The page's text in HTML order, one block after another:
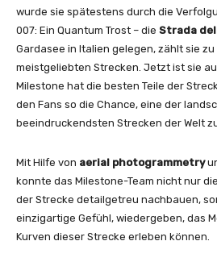
wurde sie spätestens durch die
007: Ein Quantum Trost – die Strada
Gardasee in Italien gelegen, zählt sie
meistgeliebten Strecken. Jetzt ist sie
Milestone hat die besten Teile der
den Fans so die Chance, eine der
beeindruckendsten Strecken der Welt
Mit Hilfe von aerial photogrammetry
konnte das Milestone-Team nicht nur
der Strecke detailgetreu nachbauen,
einzigartige Gefühl, wiedergeben, das
Kurven dieser Strecke erleben können.